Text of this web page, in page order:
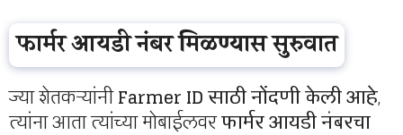
फार्मर आयडी नंबर मिळण्यास सुरुवात
ज्या शेतकऱ्यांनीFarmer ID साठी नोंदणी केली आहे,
त्यांना आता त्यांच्या मोबाईलवरफार्मर आयडी नंबरचा